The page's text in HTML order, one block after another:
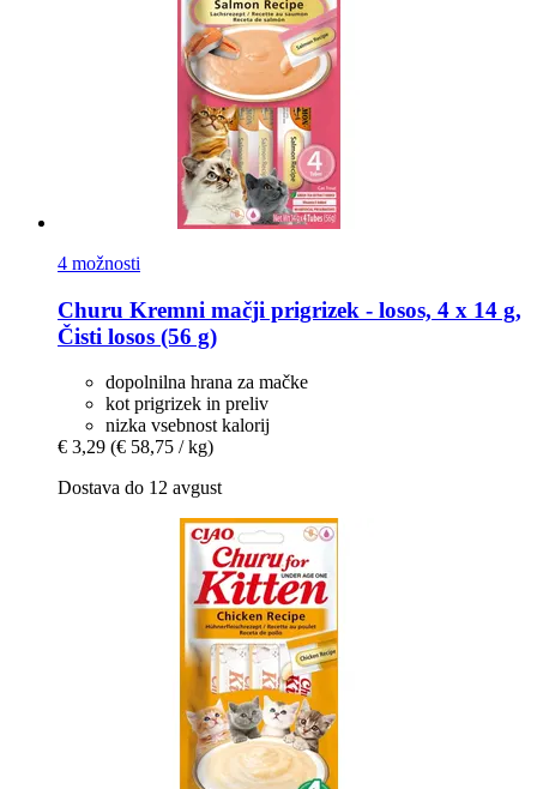
4 možnosti
Churu Kremni mačji prigrizek -​ losos, 4 x 14 g,
Čisti losos (56 g)
dopolnilna hrana za mačke
kot prigrizek in preliv
nizka vsebnost kalorij
€ 3,29 (€ 58,75 / kg)
Dostava do 12 avgust